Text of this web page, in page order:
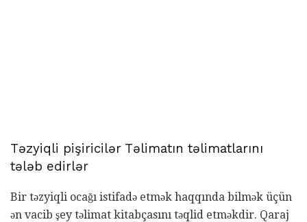
Təzyiqli pişiricilər Təlimatın təlimatlarını
tələb edirlər
Bir təzyiqli ocağı istifadə etmək haqqında bilmək üçün
ən vacib şey təlimat kitabçasını təqlid etməkdir. Qaraj